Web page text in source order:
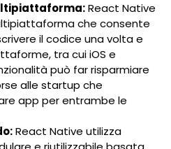
React Native
che consente
il codice una volta e
tra cui iOS e
può far risparmiare
alle startup che
app per entrambe le
React Native utilizza